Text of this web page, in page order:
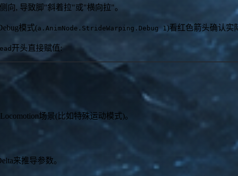
向, 导致脚"斜着拉"或"横向拉"。
模式(a.AnimNode.StrideWarping.Debug 1 )看红色箭头确认实
开头直接赋值:
场景(比如特殊运动模式)。
来推导参数。